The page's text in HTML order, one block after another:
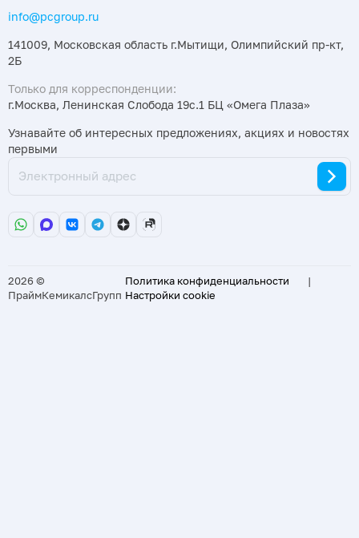
info@pcgroup.ru
141009, Московская область г.Мытищи, Олимпийский пр-кт,
2Б
Только для корреспонденции:
г.Москва, Ленинская Слобода 19с.1 БЦ «Омега Плаза»
Узнавайте об интересных предложениях, акциях и новостях
первыми
2026 ©
ПраймКемикалсГрупп
Политика конфиденциальности
|
Настройки cookie